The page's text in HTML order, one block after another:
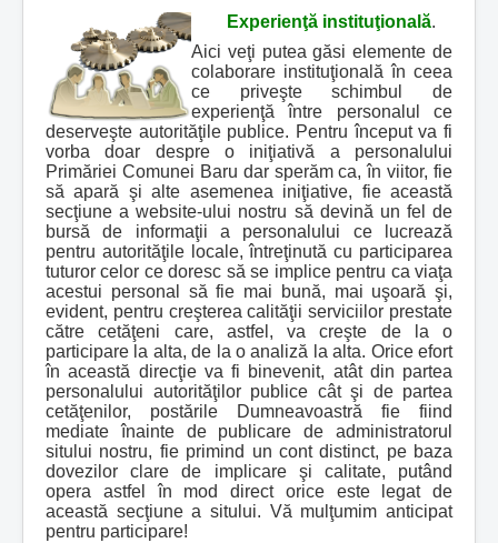
Experienţă instituţională.
Aici veţi putea găsi elemente de
colaborare instituţională în ceea
ce priveşte schimbul de
experienţă între personalul ce
deserveşte autorităţile publice. Pentru început va fi
vorba doar despre o iniţiativă a personalului
Primăriei Comunei Baru dar sperăm ca, în viitor, fie
să apară şi alte asemenea iniţiative, fie această
secţiune a website-ului nostru să devină un fel de
bursă de informaţii a personalului ce lucrează
pentru autorităţile locale, întreţinută cu participarea
tuturor celor ce doresc să se implice pentru ca viaţa
acestui personal să fie mai bună, mai uşoară şi,
evident, pentru creşterea calităţii serviciilor prestate
către cetăţeni care, astfel, va creşte de la o
participare la alta, de la o analiză la alta. Orice efort
în această direcţie va fi binevenit, atât din partea
personalului autorităţilor publice cât şi de partea
cetăţenilor, postările Dumneavoastră fie fiind
mediate înainte de publicare de administratorul
sitului nostru, fie primind un cont distinct, pe baza
dovezilor clare de implicare şi calitate, putând
opera astfel în mod direct orice este legat de
această secţiune a sitului. Vă mulţumim anticipat
pentru participare!